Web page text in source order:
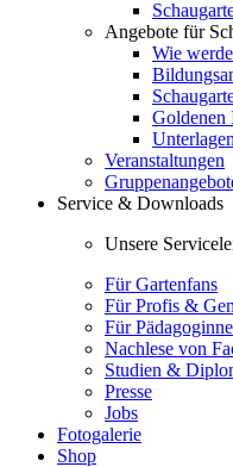
Angebote für
Wie
Goldenen
Veranstaltungen
Service & Downloads
Unsere
Für Gartenfans
Für Profis &
Für
Nachlese von
Studien &
Presse
Jobs
Fotogalerie
Shop